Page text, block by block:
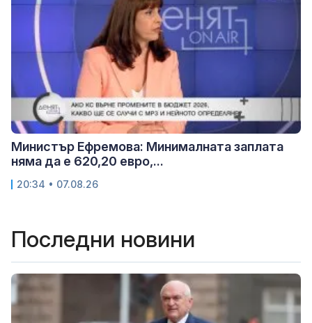
Министър Ефремова: Минималната заплата
няма да е 620,20 евро,...
20:34 • 07.08.26
Последни новини